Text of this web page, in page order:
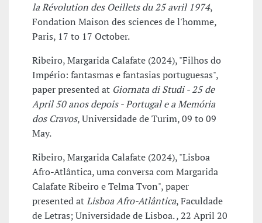
la Révolution des Oeillets du 25 avril 1974,
Fondation Maison des sciences de l'homme,
Paris, 17 to 17 October.
Ribeiro, Margarida Calafate (2024), "Filhos do
Império: fantasmas e fantasias portuguesas",
paper presented at Giornata di Studi - 25 de
April 50 anos depois - Portugal e a Memória
dos Cravos, Universidade de Turim, 09 to 09
May.
Ribeiro, Margarida Calafate (2024), "Lisboa
Afro-Atlântica, uma conversa com Margarida
Calafate Ribeiro e Telma Tvon", paper
presented atLisboa Afro-Atlântica, Faculdade
de Letras; Universidade de Lisboa. , 22 April 20